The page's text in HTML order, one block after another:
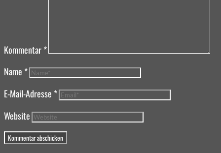
Kommentar*
Name *
E-Mail-Adresse *
Website